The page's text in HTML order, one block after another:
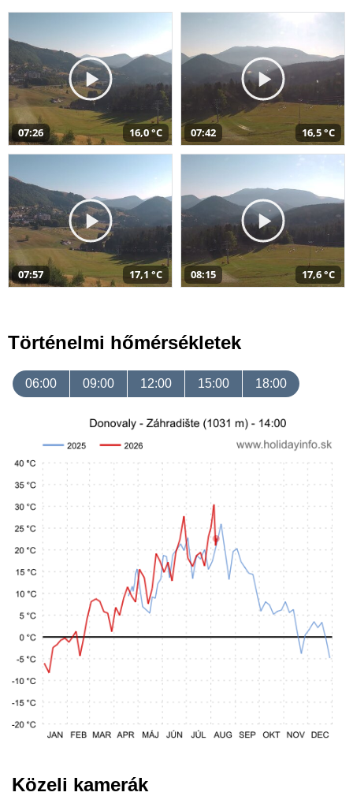
07:26 16,0 °C 07:42 16,5 °C
07:57 17,1 °C 08:15 17,6 °C
Történelmi hőmérsékletek
06:00 09:00 12:00 15:00 18:00
Közeli kamerák